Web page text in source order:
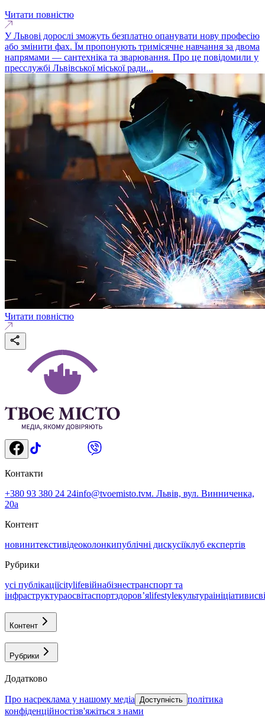
Читати повністю
У Львові дорослі зможуть безплатно опанувати нову професію
або змінити фах. Їм пропонують тримісячне навчання за двома
напрямами — сантехніка та зварювання. Про це повідомили у
пресслужбі Львівської міської ради...
Читати повністю
Контакти
+380 93 380 24 24info@tvoemisto.tvм. Львів, вул. Винниченка,
20а
Контент
новинитекстивідеоколонкипублічні дискусіїклуб експертів
Рубрики
усі публікаціїcitylifeвійнабізнестранспорт та
інфраструктураосвітаспортздоровʼяlifestyleкультураініціативи
Контент
Рубрики
Додатково
про насреклама у нашому медіа Доступність політика
конфіденційностізв'яжіться з нами